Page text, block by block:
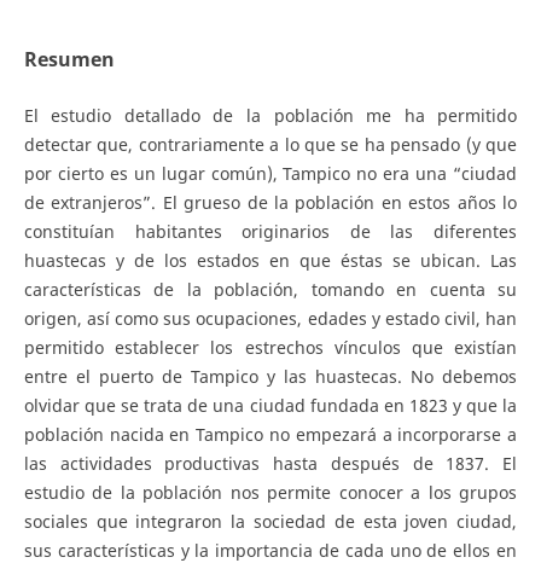
Resumen
El estudio detallado de la población me ha permitido
detectar que, contrariamente a lo que se ha pensado (y que
por cierto es un lugar común), Tampico no era una “ciudad
de extranjeros”. El grueso de la población en estos años lo
constituían habitantes originarios de las diferentes
huastecas y de los estados en que éstas se ubican. Las
características de la población, tomando en cuenta su
origen, así como sus ocupaciones, edades y estado civil, han
permitido establecer los estrechos vínculos que existían
entre el puerto de Tampico y las huastecas. No debemos
olvidar que se trata de una ciudad fundada en 1823 y que la
población nacida en Tampico no empezará a incorporarse a
las actividades productivas hasta después de 1837. El
estudio de la población nos permite conocer a los grupos
sociales que integraron la sociedad de esta joven ciudad,
sus características y la importancia de cada uno de ellos en